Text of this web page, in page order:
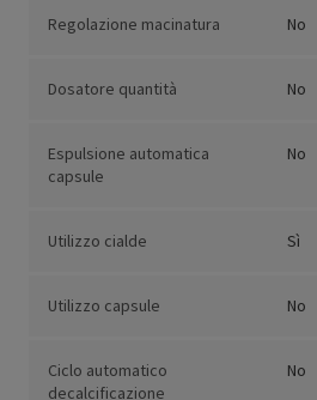
Regolazione macinatura No
Dosatore quantità No
Espulsione automatica
capsule
No
Utilizzo cialde Sì
Utilizzo capsule No
Ciclo automatico
decalcificazione
No